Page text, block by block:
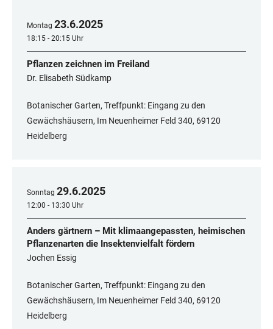
Montag 23.6.2025
18:15 - 20:15 Uhr
Pflanzen zeichnen im Freiland
Dr. Elisabeth Südkamp
Botanischer Garten, Treffpunkt: Eingang zu den
Gewächshäusern, Im Neuenheimer Feld 340, 69120
Heidelberg
Sonntag 29.6.2025
12:00 - 13:30 Uhr
Anders gärtnern – Mit klimaangepassten, heimischen
Pflanzenarten die Insektenvielfalt fördern
Jochen Essig
Botanischer Garten, Treffpunkt: Eingang zu den
Gewächshäusern, Im Neuenheimer Feld 340, 69120
Heidelberg